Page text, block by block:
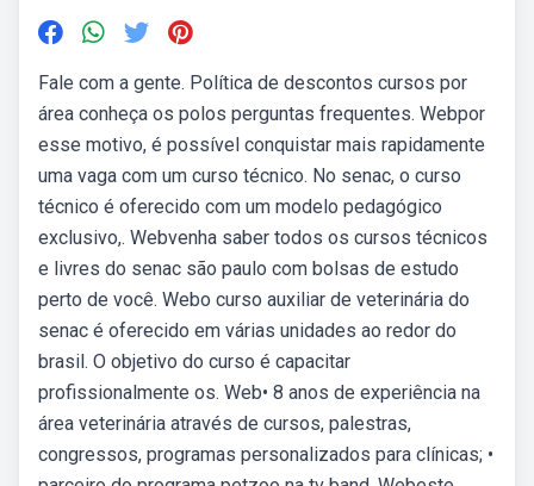
Fale com a gente. Política de descontos cursos por
área conheça os polos perguntas frequentes. Webpor
esse motivo, é possível conquistar mais rapidamente
uma vaga com um curso técnico. No senac, o curso
técnico é oferecido com um modelo pedagógico
exclusivo,. Webvenha saber todos os cursos técnicos
e livres do senac são paulo com bolsas de estudo
perto de você. Webo curso auxiliar de veterinária do
senac é oferecido em várias unidades ao redor do
brasil. O objetivo do curso é capacitar
profissionalmente os. Web• 8 anos de experiência na
área veterinária através de cursos, palestras,
congressos, programas personalizados para clínicas; •